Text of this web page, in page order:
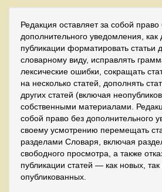
Редакция оставляет за собой право
дополнительного уведомления, как
публикации форматировать статьи
словарному виду, исправлять
лексические ошибки, сокращать
на несколько статей, дополнять
других статей (включая
собственными материалами.
собой право без дополнительного
своему усмотрению перемещать
разделами Словаря, включая
свободного просмотра, а также
публикации статей — как новых,
опубликованных.